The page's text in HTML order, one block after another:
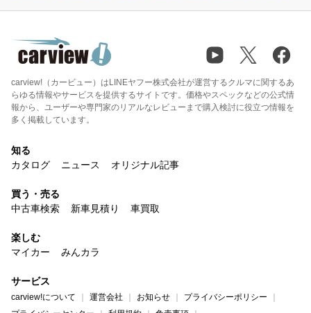
carview!（カービュー）はLINEヤフー株式会社が運営するクルマに関するあ
らゆる情報やサービスを提供するサイトです。価格やスペックなどの公式情
報から、ユーザーや専門家のリアルなレビューまで購入検討に役立つ情報を
多く掲載しています。
知る
カタログ
ニュース オリジナル記事
買う・売る
中古車検索
新車見積り 車買取
楽しむ
マイカー
みんカラ
サービス
carview!について 運営会社 お知らせ
プライバシーポリシー